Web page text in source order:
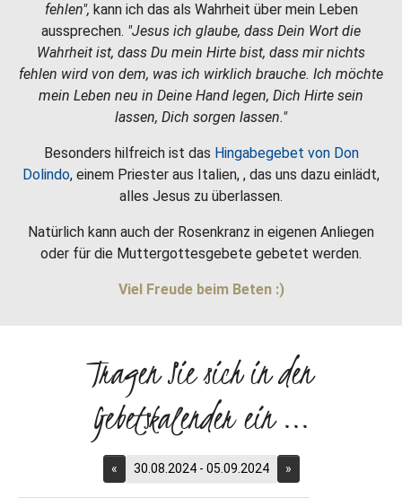
fehlen", kann ich das als Wahrheit über mein Leben
aussprechen. "Jesus ich glaube, dass Dein Wort die
Wahrheit ist, dass Du mein Hirte bist, dass mir nichts
fehlen wird von dem, was ich wirklich brauche. Ich möchte
mein Leben neu in Deine Hand legen, Dich Hirte sein
lassen, Dich sorgen lassen."
Besonders hilfreich ist das Hingabegebet von Don
Dolindo, einem Priester aus Italien, , das uns dazu einlädt,
alles Jesus zu überlassen.
Natürlich kann auch der Rosenkranz in eigenen Anliegen
oder für die Muttergottesgebete gebetet werden.
Viel Freude beim Beten :)
Tragen Sie sich in den
Gebetskalender ein ...
« 30.08.2024 - 05.09.2024 »